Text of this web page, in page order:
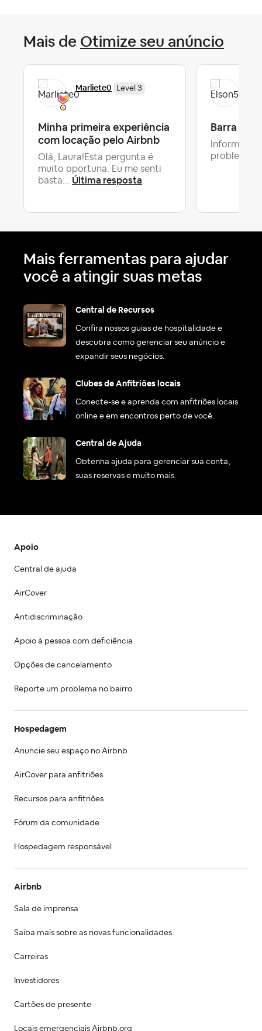
Mais de Otimize seu anúncio
Marliete0 Level 3
Minha primeira experiência
com locação pelo Airbnb
Olá, Laura!Esta pergunta é
muito oportuna. Eu me senti
basta... Última resposta
Barra da
problemas
Mais ferramentas para ajudar
você a atingir suas metas
Central de Recursos
Confira nossos guias de hospitalidade e
descubra como gerenciar seu anúncio e
expandir seus negócios.
Clubes de Anfitriões locais
Conecte-se e aprenda com anfitriões locais
online e em encontros perto de você.
Central de Ajuda
Obtenha ajuda para gerenciar sua conta,
suas reservas e muito mais.
Apoio
Central de ajuda
AirCover
Antidiscriminação
Apoio à pessoa com deficiência
Opções de cancelamento
Reporte um problema no bairro
Hospedagem
Anuncie seu espaço no Airbnb
AirCover para anfitriões
Recursos para anfitriões
Fórum da comunidade
Hospedagem responsável
Airbnb
Sala de imprensa
Saiba mais sobre as novas funcionalidades
Carreiras
Investidores
Cartões de presente
Locais emergenciais Airbnb.org